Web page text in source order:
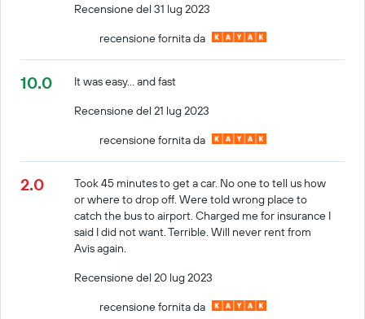
Recensione del 31 lug 2023
recensione fornita da
10.0
It was easy... and fast
Recensione del 21 lug 2023
recensione fornita da
2.0
Took 45 minutes to get a car. No one to tell us how
or where to drop off. Were told wrong place to
catch the bus to airport. Charged me for insurance I
said I did not want. Terrible. Will never rent from
Avis again.
Recensione del 20 lug 2023
recensione fornita da